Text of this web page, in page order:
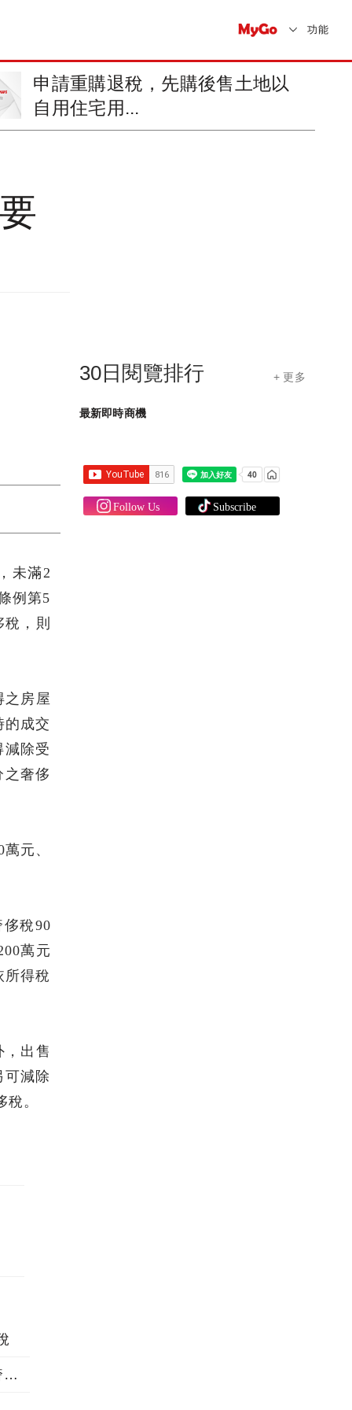
功能
申請重購退稅，先購後售土地以
自用住宅用...
未滿2
例第5
，則
之房屋
的成交
除受
奢侈
元、
稅90
萬元
得稅
，出售
減除
。
查很緊喔！出售持有未滿2年之停車位應課徵奢侈稅
30日閱覽排行 + 更多
最新即時商機